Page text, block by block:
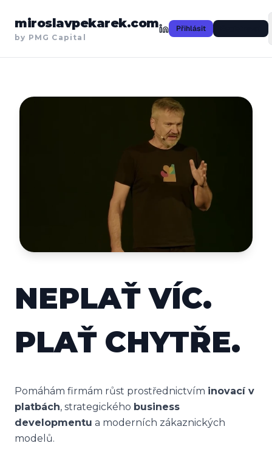
miroslavpekarek.com
by PMG Capital
Přihlásit
NEPLAŤ VÍC.
PLAŤ CHYTŘE.
Pomáhám firmám růst prostřednictvím inovací v
platbách, strategického business
developmentu a moderních zákaznických
modelů.